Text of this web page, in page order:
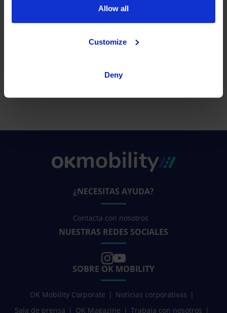
Allow all
Customize
Deny
¿Qué ventajas obtengo al contratar
OK Mobility Plus?
vehículos OK Mobility Plus?
¿NECESITAS AYUDA?
Contacta con nosotros
NUESTRAS REDES SOCIALES
SOBRE OK MOBILITY
OK Mobility Corporate
Noticias corporativas
Sala de prensa
OK Magazine Trabaja con nosotros